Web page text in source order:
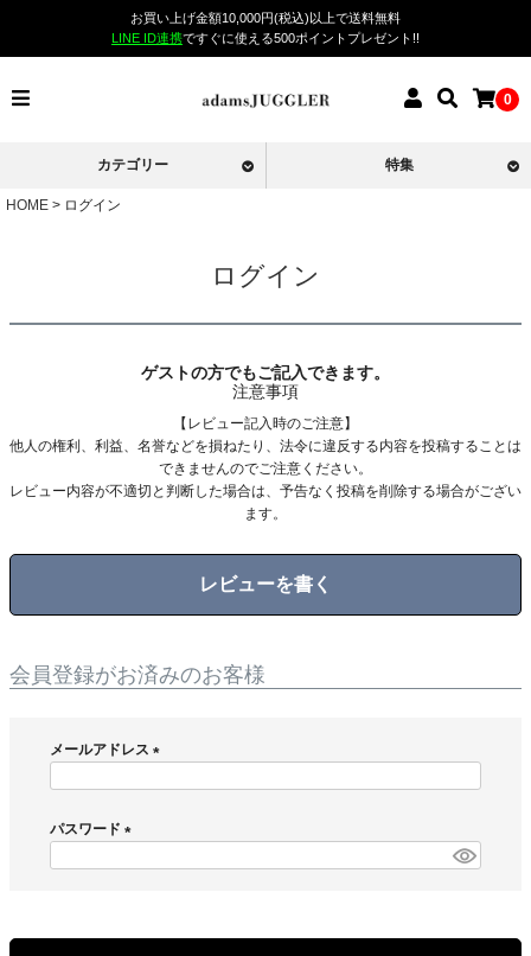
お買い上げ金額10,000円(税込)以上で送料無料
LINE ID連携ですぐに使える500ポイントプレゼント!!
0
カテゴリー 特集
HOME ログイン
ログイン
ゲストの方でもご記入できます。
注意事項
【レビュー記入時のご注意】
他人の権利、利益、名誉などを損ねたり、法令に違反する内容を投稿することは
できませんのでご注意ください。
レビュー内容が不適切と判断した場合は、予告なく投稿を削除する場合がござい
ます。
レビューを書く
会員登録がお済みのお客様
メールアドレス
)
パスワード